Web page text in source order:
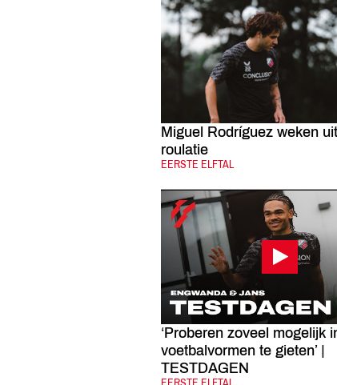
Miguel Rodríguez weken
roulatie
CATEGORIE:
EERSTE ELFTAL
‘Proberen zoveel mogelijk
voetbalvormen te gieten’ |
TESTDAGEN